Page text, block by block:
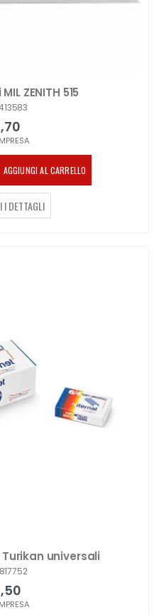
ZENITH 515
AGGIUNGI AL CARRELLO
I DETTAGLI
universali
817752